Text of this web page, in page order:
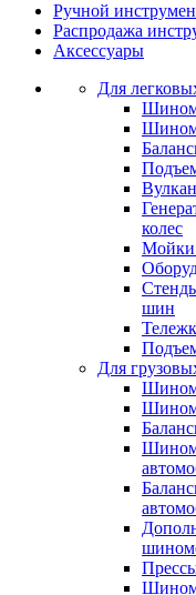
Ручной
Распродажа
Аксессуары
Для
колес
Мойки
шин
Для